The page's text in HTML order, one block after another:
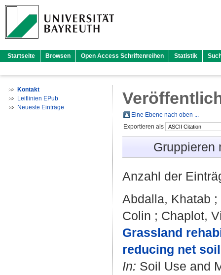
Startseite Browsen Open Access Schriftenreihen Statistik
Kontakt
Leitlinien EPub
Neueste Einträge
Eine Ebene nach oben ...
Exportieren als
Anzahl der
Abdalla, Khatab ;
Colin ; Chaplot,
Grassland
reducing net
In: Soil Use and